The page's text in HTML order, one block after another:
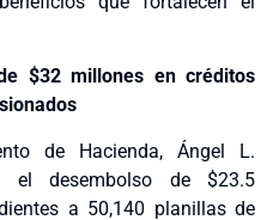
$32 millones en créditos
de Hacienda, Ángel L.
el desembolso de $23.5
a 50,140 planillas de